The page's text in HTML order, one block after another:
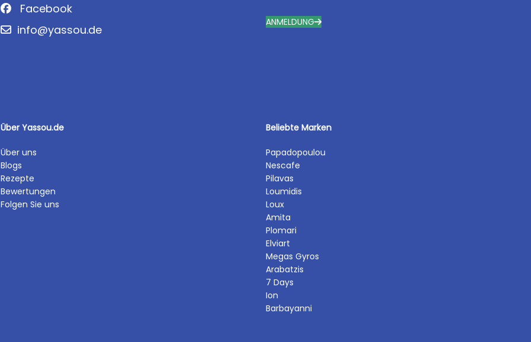
Facebook
info@yassou.de
ANMELDUNG
Über Yassou.de
Über uns
Blogs
Rezepte
Bewertungen
Folgen Sie uns
Beliebte Marken
Papadopoulou
Nescafe
Pilavas
Loumidis
Loux
Amita
Plomari
Elviart
Megas Gyros
Arabatzis
7 Days
Ion
Barbayanni